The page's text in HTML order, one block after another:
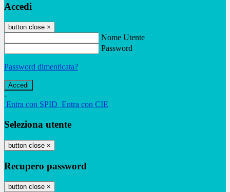
Accedi
button close ×
Nome Utente
Password
Password dimenticata?
-
Entra con SPID Entra con CIE
Seleziona utente
button close ×
Recupero password
button close ×